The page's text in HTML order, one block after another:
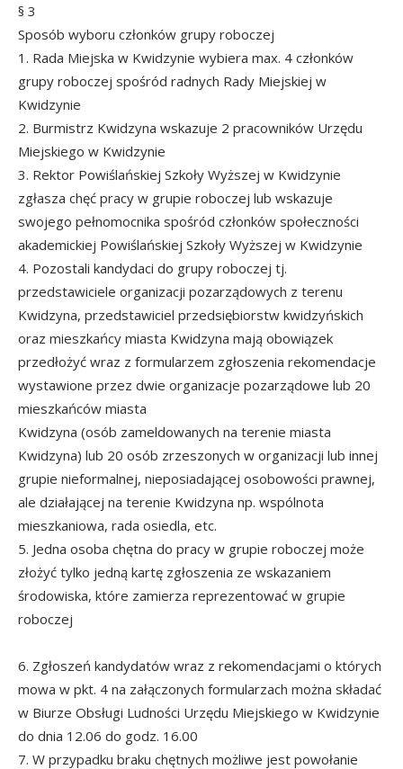
§ 3
Sposób wyboru członków grupy roboczej
1. Rada Miejska w Kwidzynie wybiera max. 4 członków
grupy roboczej spośród radnych Rady Miejskiej w
Kwidzynie
2. Burmistrz Kwidzyna wskazuje 2 pracowników Urzędu
Miejskiego w Kwidzynie
3. Rektor Powiślańskiej Szkoły Wyższej w Kwidzynie
zgłasza chęć pracy w grupie roboczej lub wskazuje
swojego pełnomocnika spośród członków społeczności
akademickiej Powiślańskiej Szkoły Wyższej w Kwidzynie
4. Pozostali kandydaci do grupy roboczej tj.
przedstawiciele organizacji pozarządowych z terenu
Kwidzyna, przedstawiciel przedsiębiorstw kwidzyńskich
oraz mieszkańcy miasta Kwidzyna mają obowiązek
przedłożyć wraz z formularzem zgłoszenia rekomendacje
wystawione przez dwie organizacje pozarządowe lub 20
mieszkańców miasta
Kwidzyna (osób zameldowanych na terenie miasta
Kwidzyna) lub 20 osób zrzeszonych w organizacji lub innej
grupie nieformalnej, nieposiadającej osobowości prawnej,
ale działającej na terenie Kwidzyna np. wspólnota
mieszkaniowa, rada osiedla, etc.
5. Jedna osoba chętna do pracy w grupie roboczej może
złożyć tylko jedną kartę zgłoszenia ze wskazaniem
środowiska, które zamierza reprezentować w grupie
roboczej
6. Zgłoszeń kandydatów wraz z rekomendacjami o których
mowa w pkt. 4 na załączonych formularzach można składać
w Biurze Obsługi Ludności Urzędu Miejskiego w Kwidzynie
do dnia 12.06 do godz. 16.00
7. W przypadku braku chętnych możliwe jest powołanie